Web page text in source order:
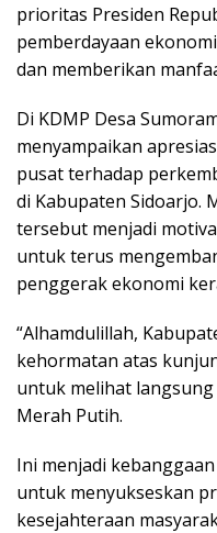
prioritas Presiden
pemberdayaan
dan memberikan
Di KDMP Desa
menyampaikan
pusat terhadap
di Kabupaten Sidoarjo.
tersebut menjadi
untuk terus
penggerak ekonomi
“Alhamdulillah,
kehormatan atas
untuk melihat
Merah Putih.
Ini menjadi
untuk menyukseskan
kesejahteraan